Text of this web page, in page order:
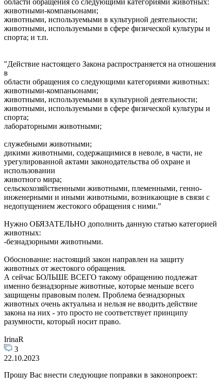
животными-компаньонами;
животными, используемыми в культурной деятельности;
животными, используемыми в сфере физической культуры и
спорта; и т.п.
"Действие настоящего Закона распространяется на отношения
в
области обращения со следующими категориями животных:
животными-компаньонами;
животными, используемыми в культурной деятельности;
животными, используемыми в сфере физической культуры и
спорта;
лабораторными животными;
служебными животными;
дикими животными, содержащимися в неволе, в части, не
урегулированной актами законодательства об охране и
использовании
животного мира;
сельскохозяйственными животными, племенными, генно-
инженерными и иными животными, возникающие в связи с
недопущением жестокого обращения с ними."
Нужно ОБЯЗАТЕЛЬНО дополнить данную статью категорией
животных:
-безнадзорными животными.
Обоснование: настоящий закон направлен на защиту
животных от жестокого обращения.
А сейчас БОЛЬШЕ ВСЕГО такому обращению подлежат
именно безнадзорные животные, которые меньше всего
защищены правовым полем. Проблема безнадзорных
животных очень актуальна и нельзя не вводить действие
закона на них - это просто не соответствует принципу
разумности, который носит право.
IrinaR
3
22.10.2023
Прошу Вас внести следующие поправки в законопроект: